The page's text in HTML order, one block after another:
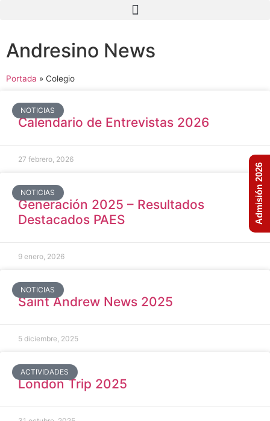
Andresino News
Portada » Colegio
NOTICIAS
Calendario de Entrevistas 2026
27 febrero, 2026
NOTICIAS
Generación 2025 – Resultados
Destacados PAES
9 enero, 2026
NOTICIAS
Saint Andrew News 2025
5 diciembre, 2025
ACTIVIDADES
London Trip 2025
Admisión 2026